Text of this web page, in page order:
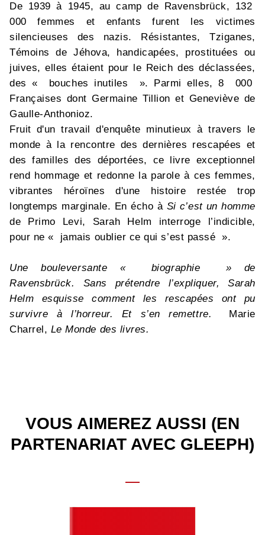
De 1939 à 1945, au camp de Ravensbrück, 132
000 femmes et enfants furent les victimes
silencieuses des nazis. Résistantes, Tziganes,
Témoins de Jéhova, handicapées, prostituées ou
juives, elles étaient pour le Reich des déclassées,
des « bouches inutiles ». Parmi elles, 8 000
Françaises dont Germaine Tillion et Geneviève de
Gaulle-Anthonioz.
Fruit d'un travail d'enquête minutieux à travers le
monde à la rencontre des dernières rescapées et
des familles des déportées, ce livre exceptionnel
rend hommage et redonne la parole à ces femmes,
vibrantes héroïnes d'une histoire restée trop
longtemps marginale. En écho à Si c’est un homme
de Primo Levi, Sarah Helm interroge l’indicible,
pour ne « jamais oublier ce qui s’est passé ».
Une bouleversante « biographie » de
Ravensbrück. Sans prétendre l’expliquer, Sarah
Helm esquisse comment les rescapées ont pu
survivre à l’horreur. Et s’en remettre. Marie
Charrel, Le Monde des livres.
VOUS AIMEREZ AUSSI (EN
PARTENARIAT AVEC GLEEPH)